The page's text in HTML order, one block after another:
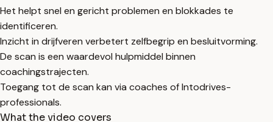
Het helpt snel en gericht problemen en blokkades te
identificeren.
Inzicht in drijfveren verbetert zelfbegrip en besluitvorming.
De scan is een waardevol hulpmiddel binnen
coachingstrajecten.
Toegang tot de scan kan via coaches of Intodrives-
professionals.
What the video covers